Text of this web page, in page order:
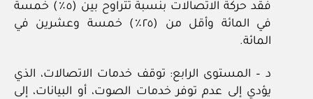
فقد حركة الاتصالات بنسبة تتراوح بين (٥٪) خمسة
في المائة وأقل من (٢٥٪) خمسة وعشرين في
المائة.
د – المستوى الرابع: توقف خدمات الاتصالات، الذي
يؤدي إلى عدم توفر خدمات الصوت، أو البيانات، إلى